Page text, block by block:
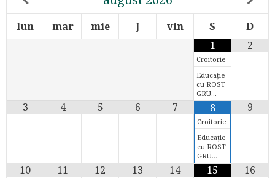
lun mar mie J vin S
D
1
Croitorie
Educație
cu ROST
GRU…
2
3 4 5 6 7 8
Croitorie
Educație
cu ROST
GRU…
9
10 11 12 13 14 15 16